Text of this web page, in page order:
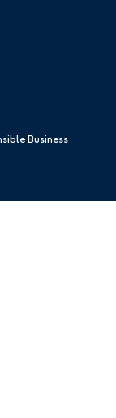
Business